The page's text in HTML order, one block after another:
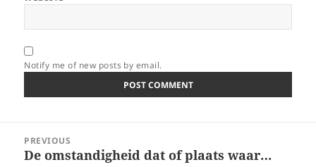
Notify me of new posts by email.
navigation
PREVIOUS
Previous
De omstandigheid dat of plaats waar…